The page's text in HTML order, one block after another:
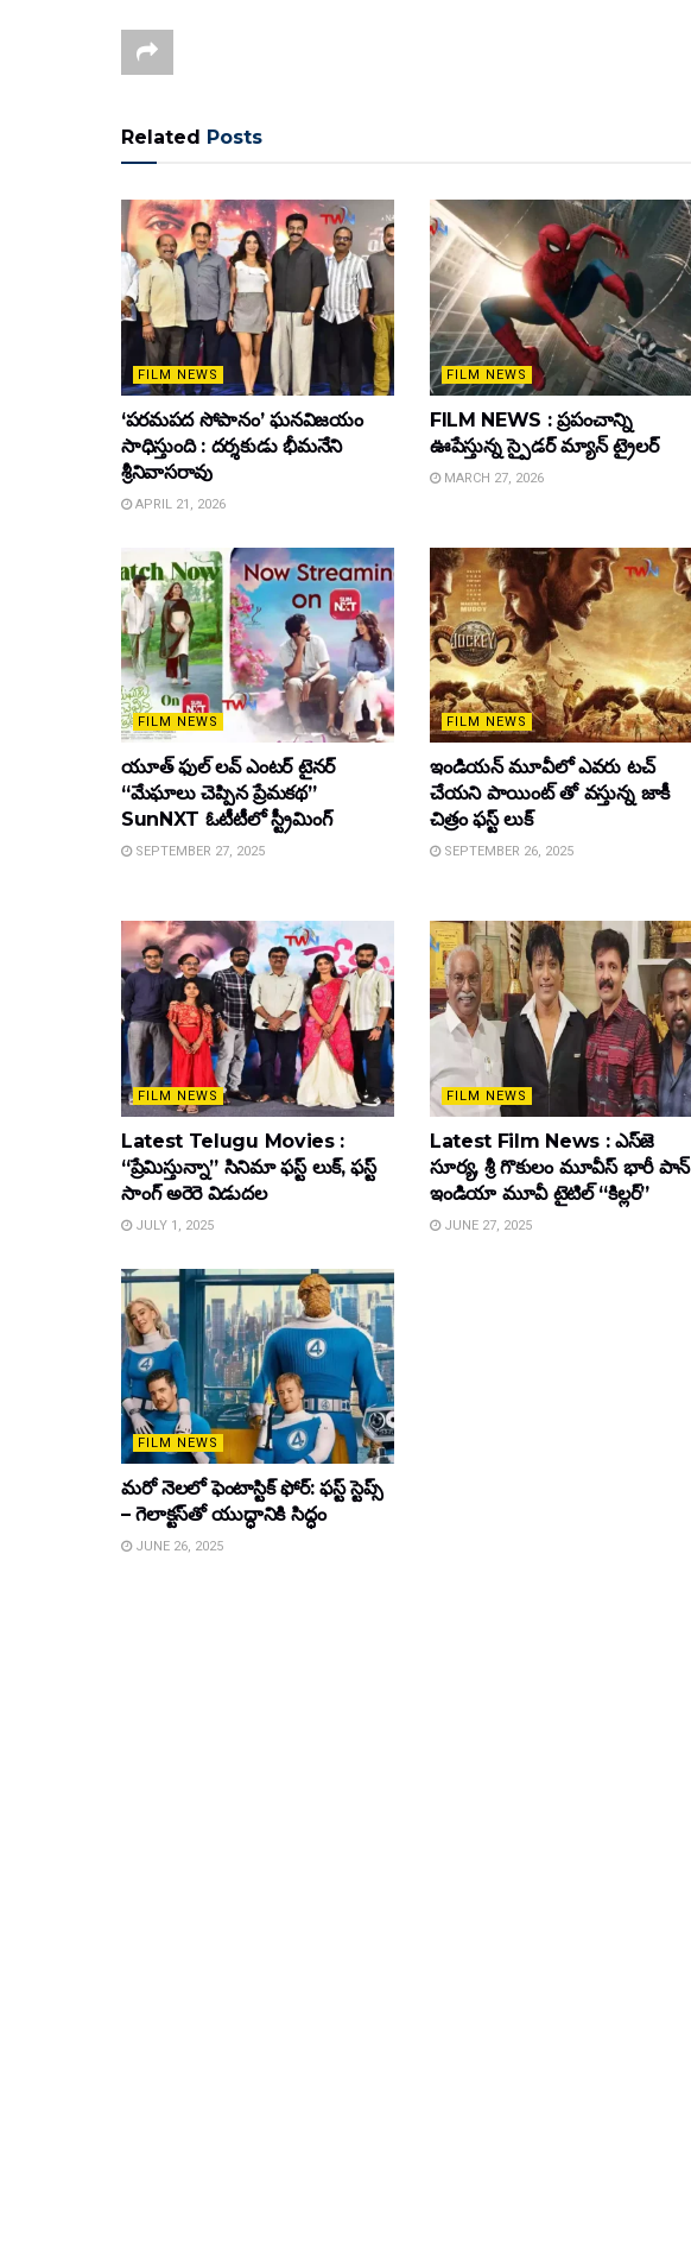
Related Posts
FILM NEWS
‘పరమపద సోపానం’ ఘనవిజయం
సాధిస్తుంది : దర్శకుడు భీమనేని
శ్రీనివాసరావు
APRIL 21, 2026
FILM NEWS
FILM NEWS : ప్రపంచాన్ని
ఊపేస్తున్న స్పైడర్ మ్యాన్ ట్రైలర్
MARCH 27, 2026
FILM NEWS
యూత్ ఫుల్ లవ్ ఎంటర్ టైనర్
“మేఘాలు చెప్పిన ప్రేమకథ”
SunNXT ఓటీటీలో స్ట్రీమింగ్
SEPTEMBER 27, 2025
FILM NEWS
ఇండియన్ మూవీలో ఎవరు టచ్
చేయని పాయింట్ తో వస్తున్న జాకీ
చిత్రం ఫస్ట్ లుక్
SEPTEMBER 26, 2025
FILM NEWS
Latest Telugu Movies :
“ప్రేమిస్తున్నా” సినిమా ఫస్ట్ లుక్, ఫస్ట్
సాంగ్ అరెరె విడుదల
JULY 1, 2025
FILM NEWS
Latest Film News : ఎస్‌జె
సూర్య, శ్రీ గొకులం మూవీస్‌ భారీ పాన్‌
ఇండియా మూవీ టైటిల్ “కిల్లర్”
JUNE 27, 2025
FILM NEWS
మరో నెలలో ఫెంటాస్టిక్ ఫోర్: ఫస్ట్ స్టెప్స్
– గెలాక్టస్‌తో యుద్ధానికి సిద్ధం
JUNE 26, 2025